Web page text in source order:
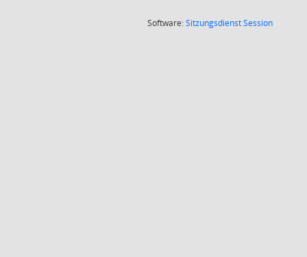
Software:SitzungsdienstSession(Wird in